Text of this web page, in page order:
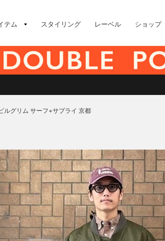
テム スタイリング レーベル ショップ
ルグリム サーフ+サプライ 京都